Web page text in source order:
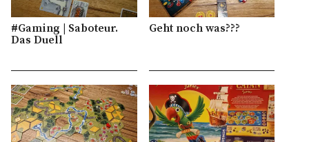
#Gaming | Saboteur.
Das Duell
Geht noch was???